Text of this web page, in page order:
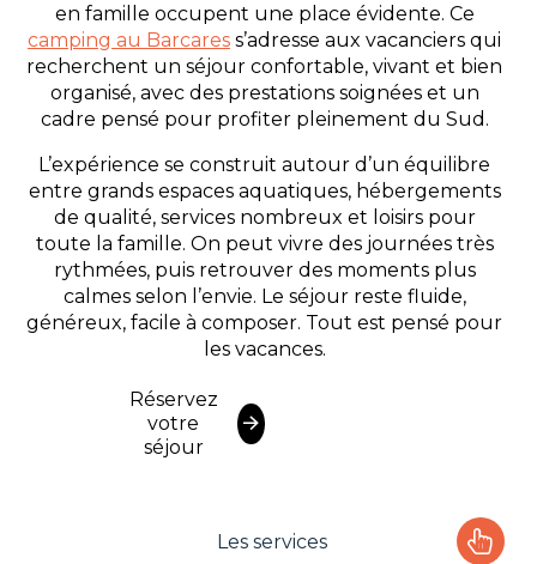
en famille occupent une place évidente. Ce
camping au Barcares s’adresse aux vacanciers qui
recherchent un séjour confortable, vivant et bien
organisé, avec des prestations soignées et un
cadre pensé pour profiter pleinement du Sud.
L’expérience se construit autour d’un équilibre
entre grands espaces aquatiques, hébergements
de qualité, services nombreux et loisirs pour
toute la famille. On peut vivre des journées très
rythmées, puis retrouver des moments plus
calmes selon l’envie. Le séjour reste fluide,
généreux, facile à composer. Tout est pensé pour
les vacances.
Réservez
votre
séjour
Les services